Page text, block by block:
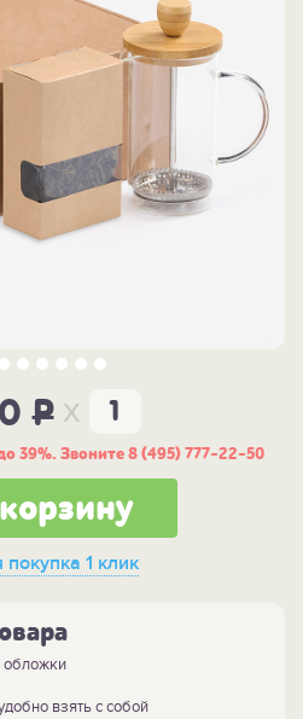
P x
39%. Звоните 8 (495) 777-22-50
покупка 1 клик
обложки
взять с собой